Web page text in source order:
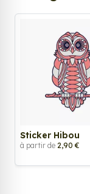
Sticker Hibou
à partir de 2,90 €